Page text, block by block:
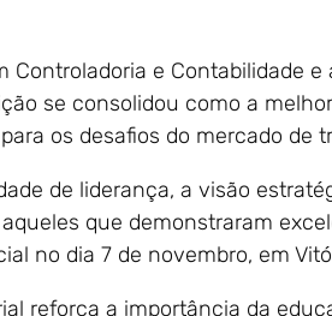
Controladoria e Contabilidade
se consolidou como a
os desafios do mercado de
de liderança, a visão
que demonstraram
no dia 7 de novembro, em
reforça a importância da